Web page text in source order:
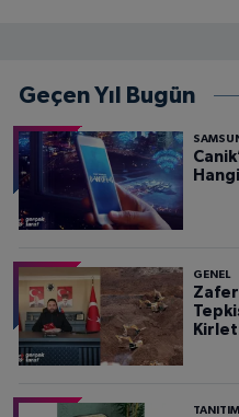
Geçen Yıl Bugün
GENEL
TANITIM